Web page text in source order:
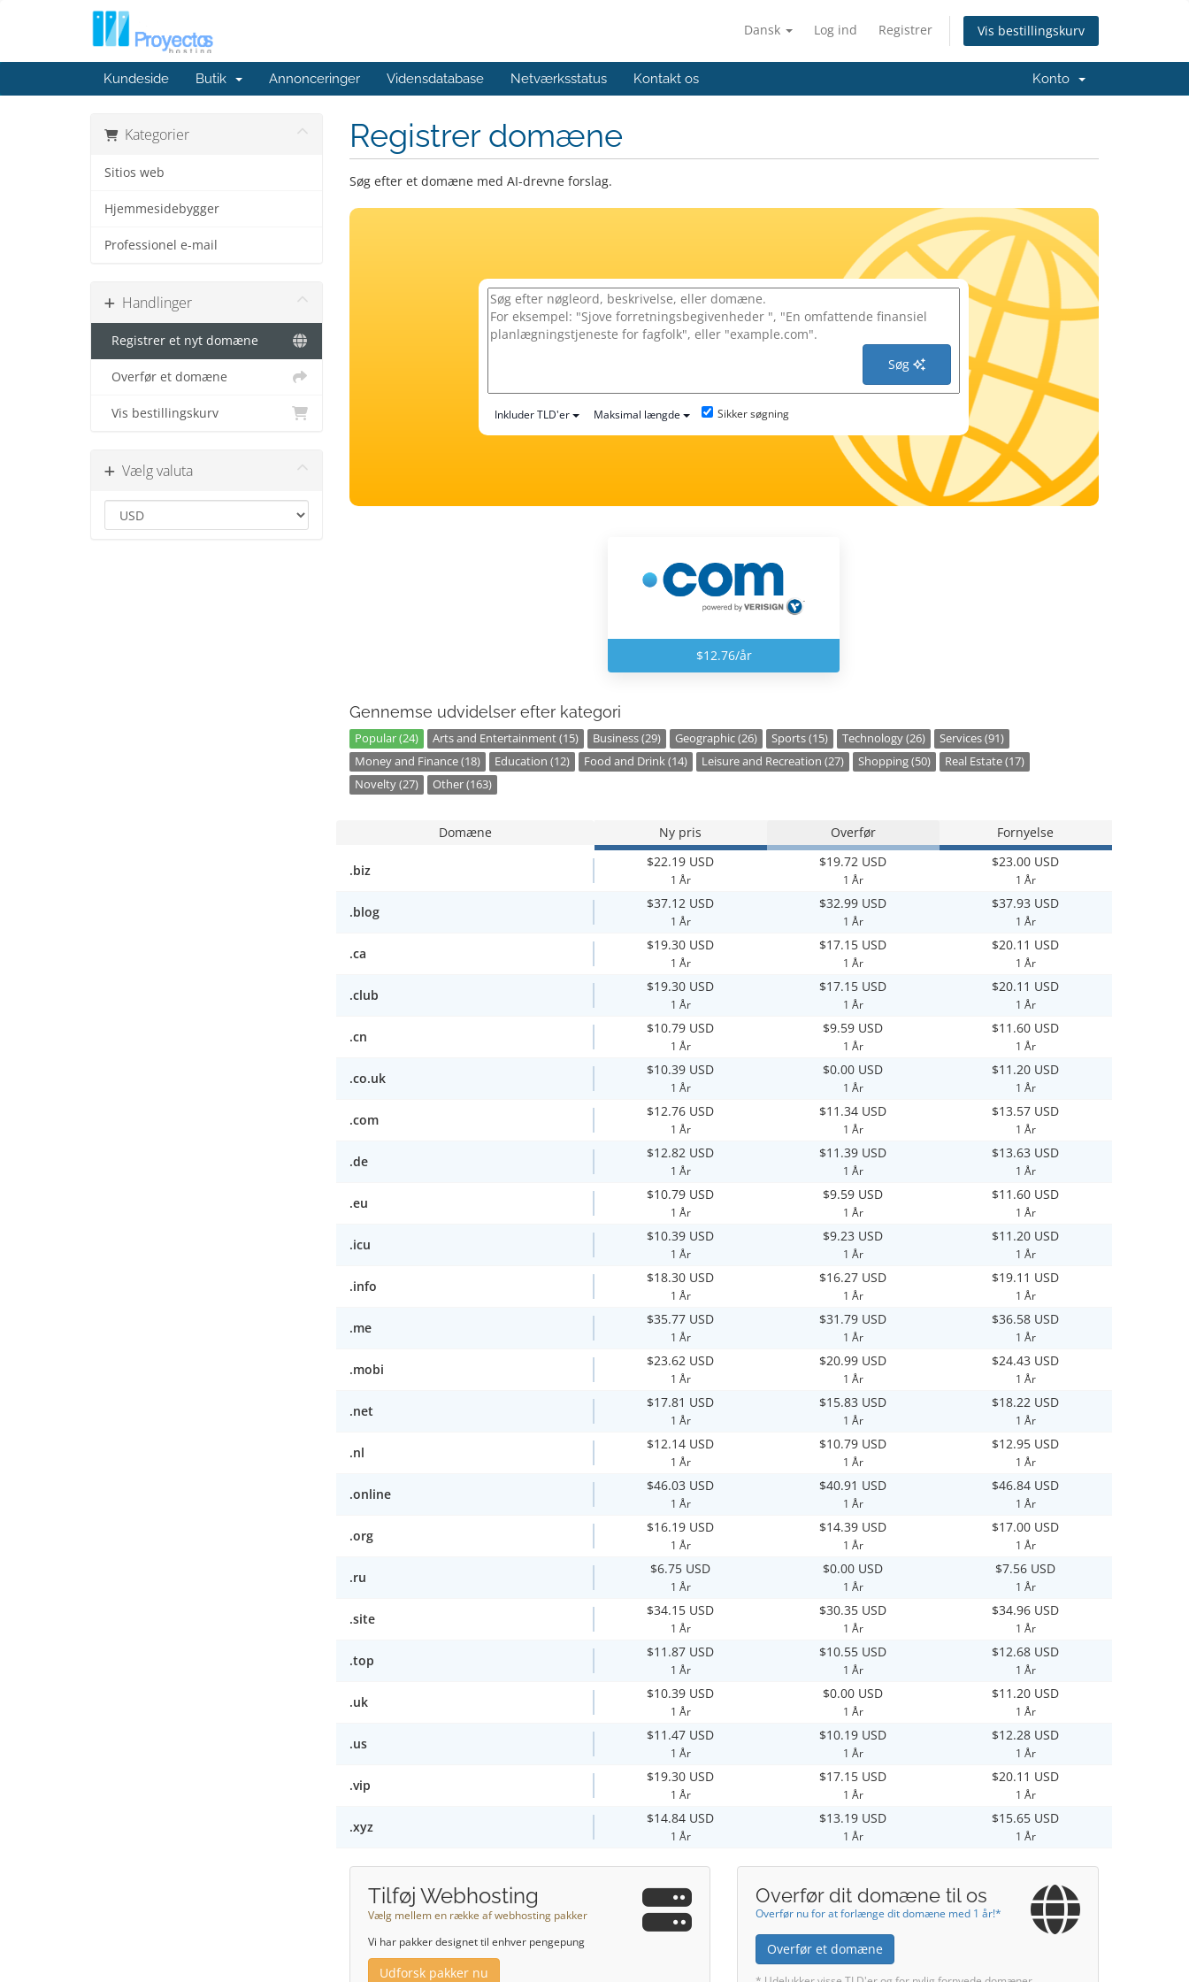
Dansk Log ind Registrer Vis bestillingskurv
Kundeside Butik Annonceringer Vidensdatabase Netværksstatus Kontakt os Konto
Kategorier
Sitios web
Hjemmesidebygger
Professionel e-mail
Handlinger
Registrer et nyt domæne
Overfør et domæne
Vis bestillingskurv
Vælg valuta
Registrer domæne
Søg efter et domæne med AI-drevne forslag.
Søg
Inkluder TLD'er Maksimal længde Sikker søgning
$12.76/år
Gennemse udvidelser efter kategori
Popular (24) Arts and Entertainment (15) Business (29) Geographic (26) Sports (15) Technology (26)
Services (91)
Money and Finance (18)
Education (12) Food and Drink (14) Leisure and Recreation (27) Shopping (50)
Real Estate (17)
Novelty (27)
Other (163)
Domæne Ny pris Overfør Fornyelse
.biz
$22.19 USD
1 År
$19.72 USD
1 År
$23.00 USD
1 År
.blog
$37.12 USD
1 År
$32.99 USD
1 År
$37.93 USD
1 År
.ca
$19.30 USD
1 År
$17.15 USD
1 År
$20.11 USD
1 År
.club
$19.30 USD
1 År
$17.15 USD
1 År
$20.11 USD
1 År
.cn
$10.79 USD
1 År
$9.59 USD
1 År
$11.60 USD
1 År
.co.uk
$10.39 USD
1 År
$0.00 USD
1 År
$11.20 USD
1 År
.com
$12.76 USD
1 År
$11.34 USD
1 År
$13.57 USD
1 År
.de
$12.82 USD
1 År
$11.39 USD
1 År
$13.63 USD
1 År
.eu
$10.79 USD
1 År
$9.59 USD
1 År
$11.60 USD
1 År
.icu
$10.39 USD
1 År
$9.23 USD
1 År
$11.20 USD
1 År
.info
$18.30 USD
1 År
$16.27 USD
1 År
$19.11 USD
1 År
.me
$35.77 USD
1 År
$31.79 USD
1 År
$36.58 USD
1 År
.mobi
$23.62 USD
1 År
$20.99 USD
1 År
$24.43 USD
1 År
.net
$17.81 USD
1 År
$15.83 USD
1 År
$18.22 USD
1 År
.nl
$12.14 USD
1 År
$10.79 USD
1 År
$12.95 USD
1 År
.online
$46.03 USD
1 År
$40.91 USD
1 År
$46.84 USD
1 År
.org
$16.19 USD
1 År
$14.39 USD
1 År
$17.00 USD
1 År
.ru
$6.75 USD
1 År
$0.00 USD
1 År
$7.56 USD
1 År
.site
$34.15 USD
1 År
$30.35 USD
1 År
$34.96 USD
1 År
.top
$11.87 USD
1 År
$10.55 USD
1 År
$12.68 USD
1 År
.uk
$10.39 USD
1 År
$0.00 USD
1 År
$11.20 USD
1 År
.us
$11.47 USD
1 År
$10.19 USD
1 År
$12.28 USD
1 År
.vip
$19.30 USD
1 År
$17.15 USD
1 År
$20.11 USD
1 År
.xyz
$14.84 USD
1 År
$13.19 USD
1 År
$15.65 USD
1 År
Tilføj Webhosting
Vælg mellem en række af webhosting pakker
Vi har pakker designet til enhver pengepung
Udforsk pakker nu
Overfør dit domæne til os
Overfør nu for at forlænge dit domæne med 1 år!*
Overfør et domæne